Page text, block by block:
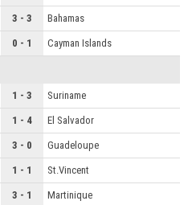
3 - 3 Bahamas
0 - 1 Cayman Islands
1 - 3 Suriname
1 - 4 El Salvador
3 - 0 Guadeloupe
1 - 1 St.Vincent
3 - 1 Martinique